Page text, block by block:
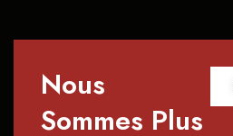
Nous
Sommes Plus